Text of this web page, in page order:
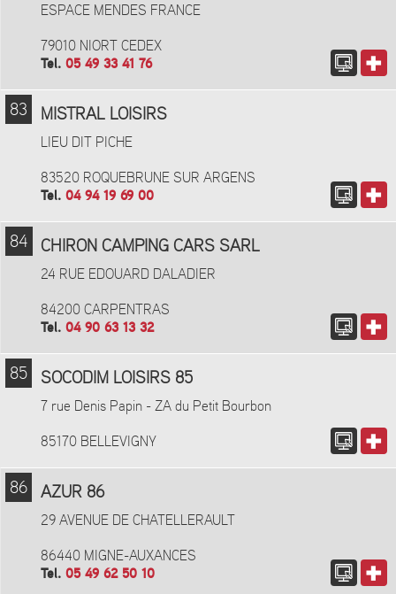
ESPACE MENDES FRANCE
79010 NIORT CEDEX
Tel. 05 49 33 41 76
83 MISTRAL LOISIRS
LIEU DIT PICHE
83520 ROQUEBRUNE SUR ARGENS
Tel. 04 94 19 69 00
84 CHIRON CAMPING CARS SARL
24 RUE EDOUARD DALADIER
84200 CARPENTRAS
Tel. 04 90 63 13 32
85 SOCODIM LOISIRS 85
7 rue Denis Papin - ZA du Petit Bourbon
85170 BELLEVIGNY
86 AZUR 86
29 AVENUE DE CHATELLERAULT
86440 MIGNE-AUXANCES
Tel. 05 49 62 50 10